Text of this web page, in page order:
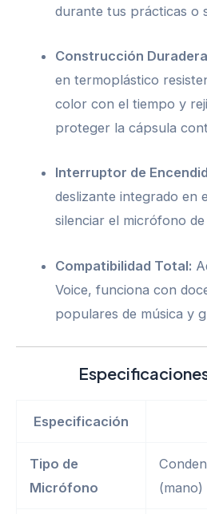
durante tus prácticas o
Construcción
en termoplástico
color con el tiempo y
proteger la cápsula
Interruptor de
deslizante integrado en
silenciar el micrófono
Compatibilidad Total:
Voice, funciona con
populares de música y
Especificación
Tipo de
Micrófono
(mano)